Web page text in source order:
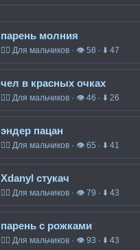
парень молния
🧍‍♂️ Для мальчиков · 👁 58 · ⬇ 47
чел в красных очках
🧍‍♂️ Для мальчиков · 👁 46 · ⬇ 26
эндер пацан
🧍‍♂️ Для мальчиков · 👁 65 · ⬇ 41
Xdanyl стукач
🧍‍♂️ Для мальчиков · 👁 79 · ⬇ 43
парень с рожками
🧍‍♂️ Для мальчиков · 👁 93 · ⬇ 43